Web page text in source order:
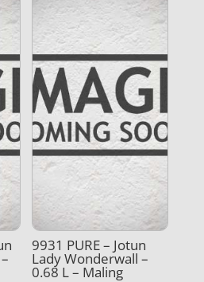
9931 PURE – Jotun
Lady Wonderwall –
0.68 L – Maling